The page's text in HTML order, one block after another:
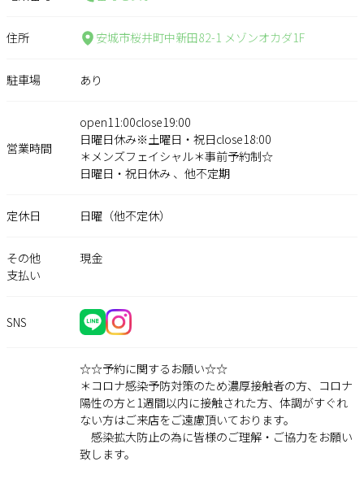
住所 安城市桜井町中新田82-1 メゾンオカダ1F
駐車場 あり
営業時間
open11:00close19:00
日曜日休み※土曜日・祝日close18:00
＊メンズフェイシャル＊事前予約制☆
日曜日・祝日休み 、他不定期
定休日 日曜（他不定休）
その他
支払い
現金
SNS
☆☆予約に関するお願い☆☆
＊コロナ感染予防対策のため濃厚接触者の方、コロナ
陽性の方と1週間以内に接触された方、体調がすぐれ
ない方はご来店をご遠慮頂いております。
感染拡大防止の為に皆様のご理解・ご協力をお願い
致します。